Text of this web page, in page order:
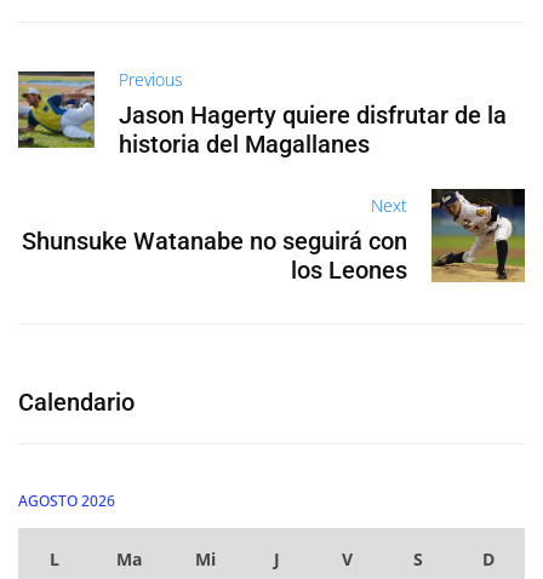
Previous
Jason Hagerty quiere disfrutar de la
historia del Magallanes
Next
Shunsuke Watanabe no seguirá con
los Leones
Calendario
AGOSTO 2026
L Ma Mi J V S D